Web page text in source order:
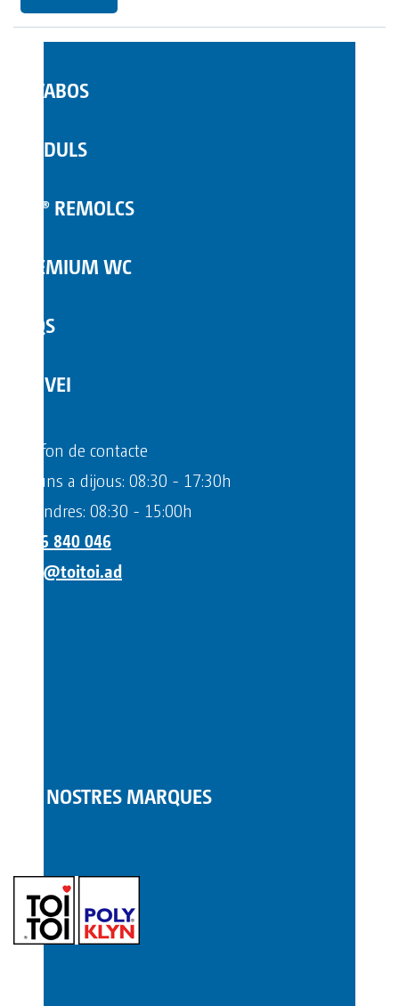
LAVABOS
MÒDULS
TOI® REMOLCS
PREMIUM WC
FAQS
SERVEI
Telèfon de contacte
Dilluns a dijous: 08:30 - 17:30h
Divendres: 08:30 - 15:00h
+376 840 046
info@toitoi.ad
LES NOSTRES MARQUES